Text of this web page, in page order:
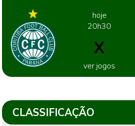
hoje
20h30
X
ver jogos
CLASSIFICAÇÃO